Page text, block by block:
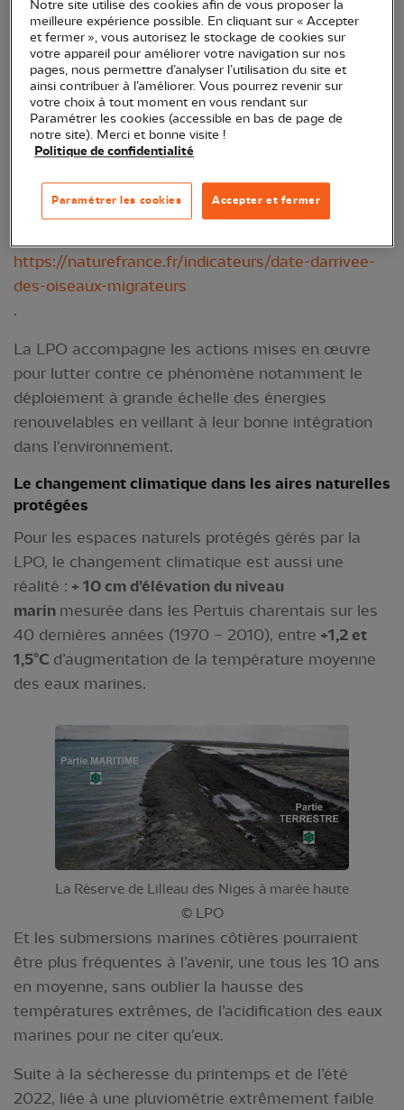
Macreuse noire , un canard marin nichant dans la
toundra. Mais aussi de petits passereaux comme l'
Alouette hausse-col, laLinotte à bec jauneou le
Bruant lapon.
La LPO, à la demande du ministère de l'écologie,
analyse chaque année le comportement d'espèces
réchauffement climatique en cours.
https://naturefrance.fr/indicateurs/date-darrivee-
des-oiseaux-migrateurs
.
La LPO accompagne les actions mises en œuvre
pour lutter contre ce phénomène notamment le
déploiement à grande échelle des énergies
renouvelables en veillant à leur bonne intégration
dans l'environnement.
Le changement climatique dans les aires naturelles
protégées
Pour les espaces naturels protégés gérés par la
LPO, le changement climatique est aussi une
réalité : + 10 cm d’élévation du niveau
marin mesurée dans les Pertuis charentais sur les
40 dernières années (1970 – 2010), entre +1,2 et
1,5°C d’augmentation de la température moyenne
des eaux marines.
La Réserve de Lilleau des Niges à marée haute
© LPO
Et les submersions marines côtières pourraient
être plus fréquentes à l’avenir, une tous les 10 ans
en moyenne, sans oublier la hausse des
températures extrêmes, de l’acidification des eaux
marines pour ne citer qu’eux.
Suite à la sécheresse du printemps et de l’été
2022, liée à une pluviométrie extrêmement faible
Notre site utilise des cookies afin de vous proposer la
meilleure expérience possible. En cliquant sur « Accepter
et fermer », vous autorisez le stockage de cookies sur
votre appareil pour améliorer votre navigation sur nos
pages, nous permettre d’analyser l’utilisation du site et
ainsi contribuer à l’améliorer. Vous pourrez revenir sur
votre choix à tout moment en vous rendant sur
Paramétrer les cookies (accessible en bas de page de
notre site). Merci et bonne visite !
Politique de confidentialité
Accepter et fermer
Paramétrer les cookies